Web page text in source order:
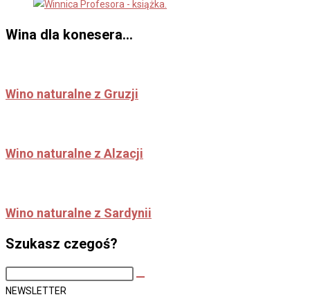
Wina dla konesera...
Wino naturalne z Gruzji
Wino naturalne z Alzacji
Wino naturalne z Sardynii
Szukasz czegoś?
this
NEWSLETTER